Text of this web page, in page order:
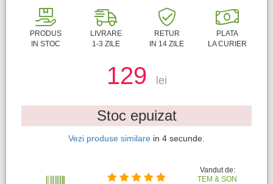
PRODUS
IN STOC
LIVRARE
1-3 ZILE
RETUR
IN 14 ZILE
PLATA
LA CURIER
129 lei
Stoc epuizat
Vezi produse similare in 3 secunde.
Vandut de:
TEM & SON